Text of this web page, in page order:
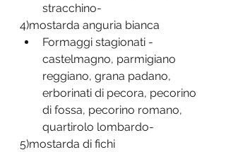
stracchino-
4)mostarda anguria bianca
Formaggi stagionati -
castelmagno, parmigiano
reggiano, grana padano,
erborinati di pecora, pecorino
di fossa, pecorino romano,
quartirolo lombardo-
5)mostarda di fichi